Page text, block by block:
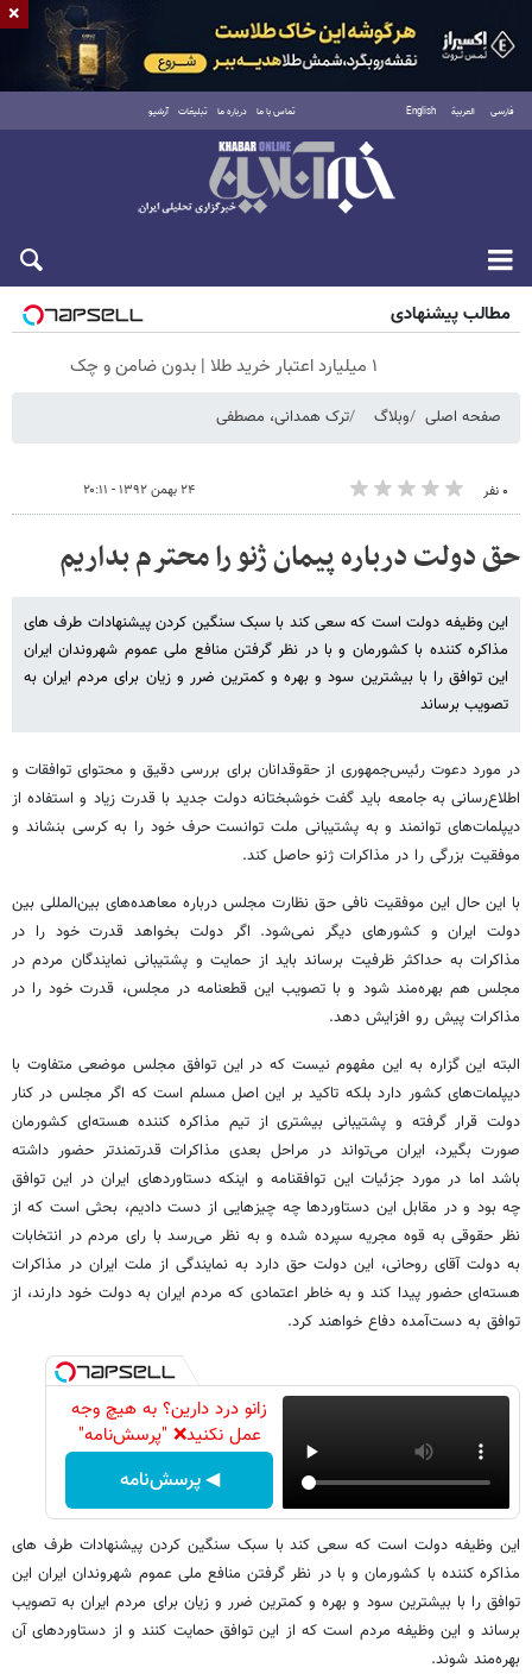
فارسی العربية English تماس با ما درباره ما تبلیغات آرشیو
شنبه ۱۷ مرداد ۱۴۰۵
مطالب پیشنهادی
۱ میلیارد اعتبار خرید طلا | بدون ضامن و چک
صفحه اصلی وبلاگ ترک همدانی، مصطفی
۰ نفر ۲۴ بهمن ۱۳۹۲ - ۲۰:۱۱
حق دولت درباره پیمان ژنو را محترم بداریم
این وظیفه دولت است که سعی کند با سبک سنگین کردن پیشنهادات طرف های
مذاکره کننده با کشورمان و با در نظر گرفتن منافع ملی عموم شهروندان ایران
این توافق را با بیشترین سود و بهره و کمترین ضرر و زیان برای مردم ایران به
تصویب برساند
در مورد دعوت رئیس‌جمهوری از حقوقدانان برای بررسی دقیق و محتوای توافقات و
اطلاع‌رسانی به جامعه باید گفت خوشبختانه دولت جدید با قدرت زیاد و استفاده از
دیپلمات‌های توانمند و به پشتیبانی ملت توانست حرف خود را به کرسی بنشاند و
موفقیت بزرگی را در مذاکرات ژنو حاصل کند.
با این حال این موفقیت نافی حق نظارت مجلس درباره معاهده‌های بین‌المللی بین
دولت ایران و کشورهای دیگر نمی‌شود. اگر دولت بخواهد قدرت خود را در
مذاکرات به حداکثر ظرفیت برساند باید از حمایت و پشتیبانی نمایندگان مردم در
مجلس هم بهره‌مند شود و با تصویب این قطعنامه در مجلس، قدرت خود را در
مذاکرات پیش رو افزایش دهد.
البته این گزاره به این مفهوم نیست که در این توافق مجلس موضعی متفاوت با
دیپلمات‌های کشور دارد بلکه تاکید بر این اصل مسلم است که اگر مجلس در کنار
دولت قرار گرفته و پشتیبانی بیشتری از تیم مذاکره کننده هسته‌ای کشورمان
صورت بگیرد، ایران می‌تواند در مراحل بعدی مذاکرات قدرتمندتر حضور داشته
باشد اما در مورد جزئیات این توافقنامه و اینکه دستاوردهای ایران در این توافق
چه بود و در مقابل این دستاوردها چه چیزهایی از دست دادیم، بحثی است که از
نظر حقوقی به قوه مجریه سپرده شده و به نظر می‌رسد با رای مردم در انتخابات
به دولت آقای روحانی، این دولت حق دارد به نمایندگی از ملت ایران در مذاکرات
هسته‌ای حضور پیدا کند و به خاطر اعتمادی که مردم ایران به دولت خود دارند، از
توافق به دست‌آمده دفاع خواهند کرد.
زانو درد دارین؟ به هیچ وجه
عمل نکنید❌ "پرسش‌نامه"
◀ پرسش‌نامه
این وظیفه دولت است که سعی کند با سبک سنگین کردن پیشنهادات طرف های
مذاکره کننده با کشورمان و با در نظر گرفتن منافع ملی عموم شهروندان ایران این
توافق را با بیشترین سود و بهره و کمترین ضرر و زیان برای مردم ایران به تصویب
برساند و این وظیفه مردم است که از این توافق حمایت کنند و از دستاوردهای آن
بهره‌مند شوند.
×